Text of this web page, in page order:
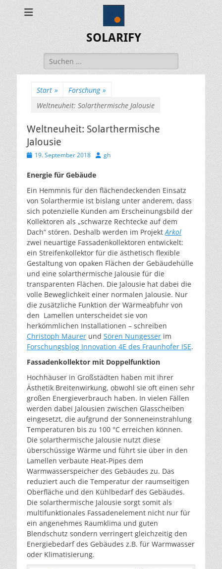
SOLARIFY
Suchen
nach:
Start » Forschung »
Weltneuheit: Solarthermische Jalousie
Weltneuheit: Solarthermische
Jalousie
Veröffentlicht
19. September 2018 Autor
gh
Energie für Gebäude
Ein Hemmnis für den flächendeckenden Einsatz
von Solarthermie ist bislang unter anderem, dass
sich potenzielle Kunden am Erscheinungsbild der
Kollektoren als „schwarze Rechtecke auf dem
Dach“ stören. Deshalb werden im ProjektArkol
zwei neuartige Fassadenkollektoren entwickelt:
ein Streifenkollektor für die ästhetisch flexible
Gestaltung von opaken Flächen der Gebäudehülle
und eine solarthermische Jalousie für die
transparenten Flächen. Die Jalousie hat dabei die
volle Beweglichkeit einer normalen Jalousie. Nur
die zusätzliche Funktion der Wärmeabfuhr von
den Lamellen unterscheidet sie von
herkömmlichen Installationen – schreiben
Christoph Maurer und Sören Nungesser im
Forschungsblog Innovation 4E des Fraunhofer ISE.
Fassadenkollektor mit Doppelfunktion
Hochhäuser in Großstädten haben mit ihrer
Ästhetik Breitenwirkung, obwohl sie oft einen sehr
großen Energieverbrauch haben. In vielen Fällen
werden dabei Jalousien zwischen Glasscheiben
eingesetzt, die aufgrund der Sonneneinstrahlung
Temperaturen bis zu 100 °C erreichen können.
Die solarthermische Jalousie nutzt diese
überschüssige Wärme und führt sie über in den
Lamellen verbaute Heat-Pipes dem
Warmwasserspeicher des Gebäudes zu. Das
reduziert auch die Temperatur der raumseitigen
Oberfläche und den Kühlbedarf des Gebäudes.
Die solarthermische Jalousie sorgt somit als
multifunktionales Fassadenelement nicht nur für
ein angenehmes Raumklima und guten
Blendschutz sondern verringert gleichzeitig den
Energiebedarf des Gebäudes z.B. für Warmwasser
oder Klimatisierung.